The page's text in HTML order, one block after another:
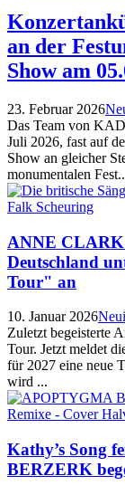
an der
Show am
23. Februar 2026
Das Team von
Juli 2026, fast auf
Show an gleicher
monumentalen
ANNE
Deutschland
Tour" an
10. Januar 2026
Zuletzt begeisterte
Tour. Jetzt meldet
für 2027 eine neue
wird ...
Kathy’s Song
BERZERK